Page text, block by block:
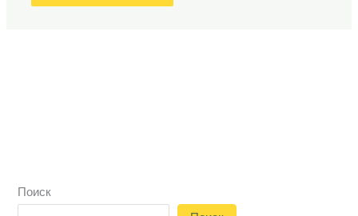
Поиск